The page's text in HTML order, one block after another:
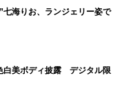
七海りお、ランジェリー姿で
白美ボディ披露 デジタル限